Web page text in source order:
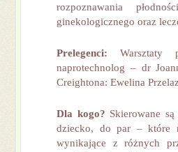
rozpoznawania
ginekologicznego oraz
Prelegenci: Warsztaty
naprotechnolog – dr
Creightona: Ewelina
Dla kogo? Skierowane
dziecko, do par – które
wynikające z różnych